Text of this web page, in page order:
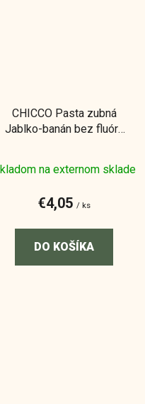
CHICCO Pasta zubná
Jablko-banán bez fluóru
na externom sklade
€4,05 / ks
DO KOŠÍKA